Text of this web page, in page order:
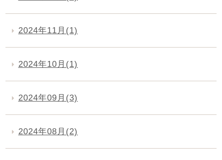
2024年11月(1)
2024年10月(1)
2024年09月(3)
2024年08月(2)